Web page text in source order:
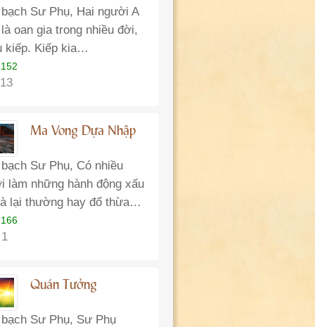
Sư Phụ, Hai người A
oan gia trong nhiều đời,
kiếp. Kiếp kia…
Ma Vong Dựa Nhập
Sư Phụ, Có nhiều
làm những hành động xấu
lại thường hay đổ thừa…
Quán Tưởng
Sư Phụ, Sư Phụ